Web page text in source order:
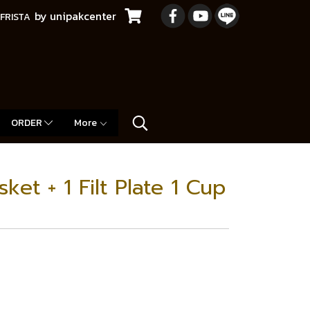
by unipakcenter
ORDER More
+ 1 Filt Plate 1 Cup